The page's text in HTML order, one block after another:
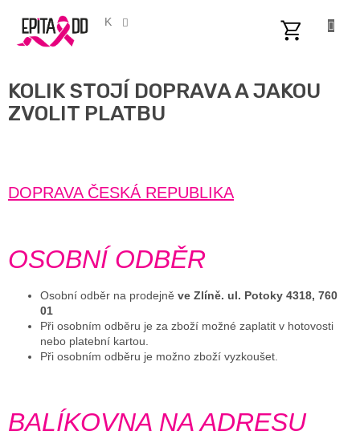
obsah
CZK
KOLIK STOJÍ DOPRAVA A JAKOU
ZVOLIT PLATBU
DOPRAVA ČESKÁ REPUBLIKA
OSOBNÍ ODBĚR
Osobní odběr na prodejně ve Zlíně. ul. Potoky 4318, 760
01
Při osobním odběru je za zboží možné zaplatit v hotovosti
nebo platební kartou.
Při osobním odběru je možno zboží vyzkoušet.
BALÍKOVNA NA ADRESU